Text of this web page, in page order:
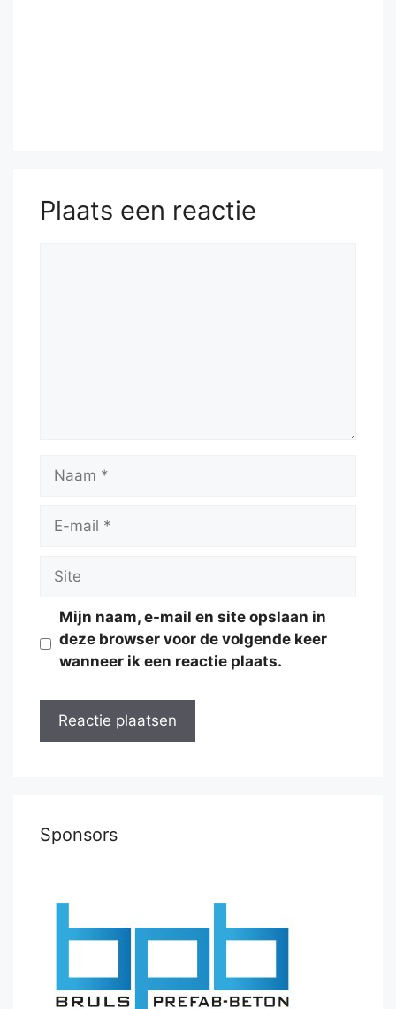
Plaats een reactie
Naam
Site
Mijn naam, e-mail en site opslaan in
deze browser voor de volgende keer
wanneer ik een reactie plaats.
Sponsors